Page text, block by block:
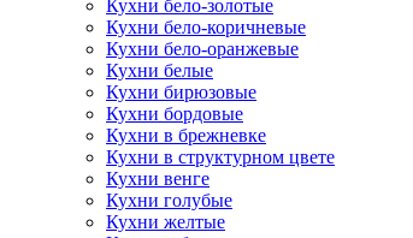
Кухни бело-золотые
Кухни бело-коричневые
Кухни бело-оранжевые
Кухни белые
Кухни бирюзовые
Кухни бордовые
Кухни в брежневке
Кухни в структурном цвете
Кухни венге
Кухни голубые
Кухни желтые